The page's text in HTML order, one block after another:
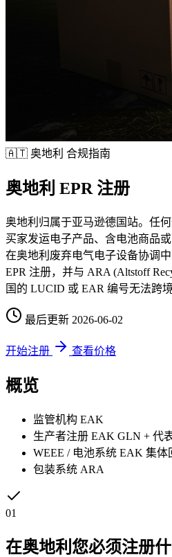
🇦🇹 奥地利 合规指南
奥地利 EPR 注册
奥地利归属于亚马逊德国站。任何
买家发运电子产品、含电池商品
在奥地利废弃电气电子设备协调
EPR 注册，并与 ARA (Altstoff
国的 LUCID 或 EAR 编号无法跨境
最后更新 2026-06-02
开始注册 查看价格
概览
监管机构 EAK
生产者注册 EAK GLN + 代
WEEE / 电池系统 EAK 集体
包装系统 ARA
01
在奥地利您必须注册